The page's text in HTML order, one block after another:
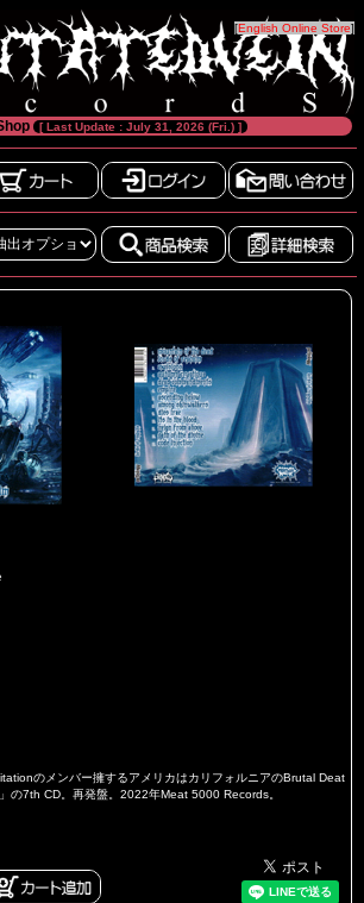
[English Online Store]
[ Last Update : July 31, 2026 (Fri.) ]
のメンバー擁するアメリカはカリフォルニアのBrutal Deat
の7th CD。再発盤。2022年Meat 5000 Records。